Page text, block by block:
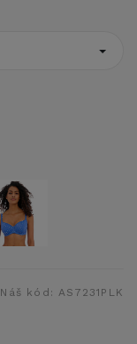
Náš kód:AS7231PLK